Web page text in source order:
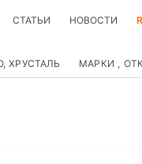
СТАТЬИ НОВОСТИ
ХРУСТАЛЬ МАРКИ ,